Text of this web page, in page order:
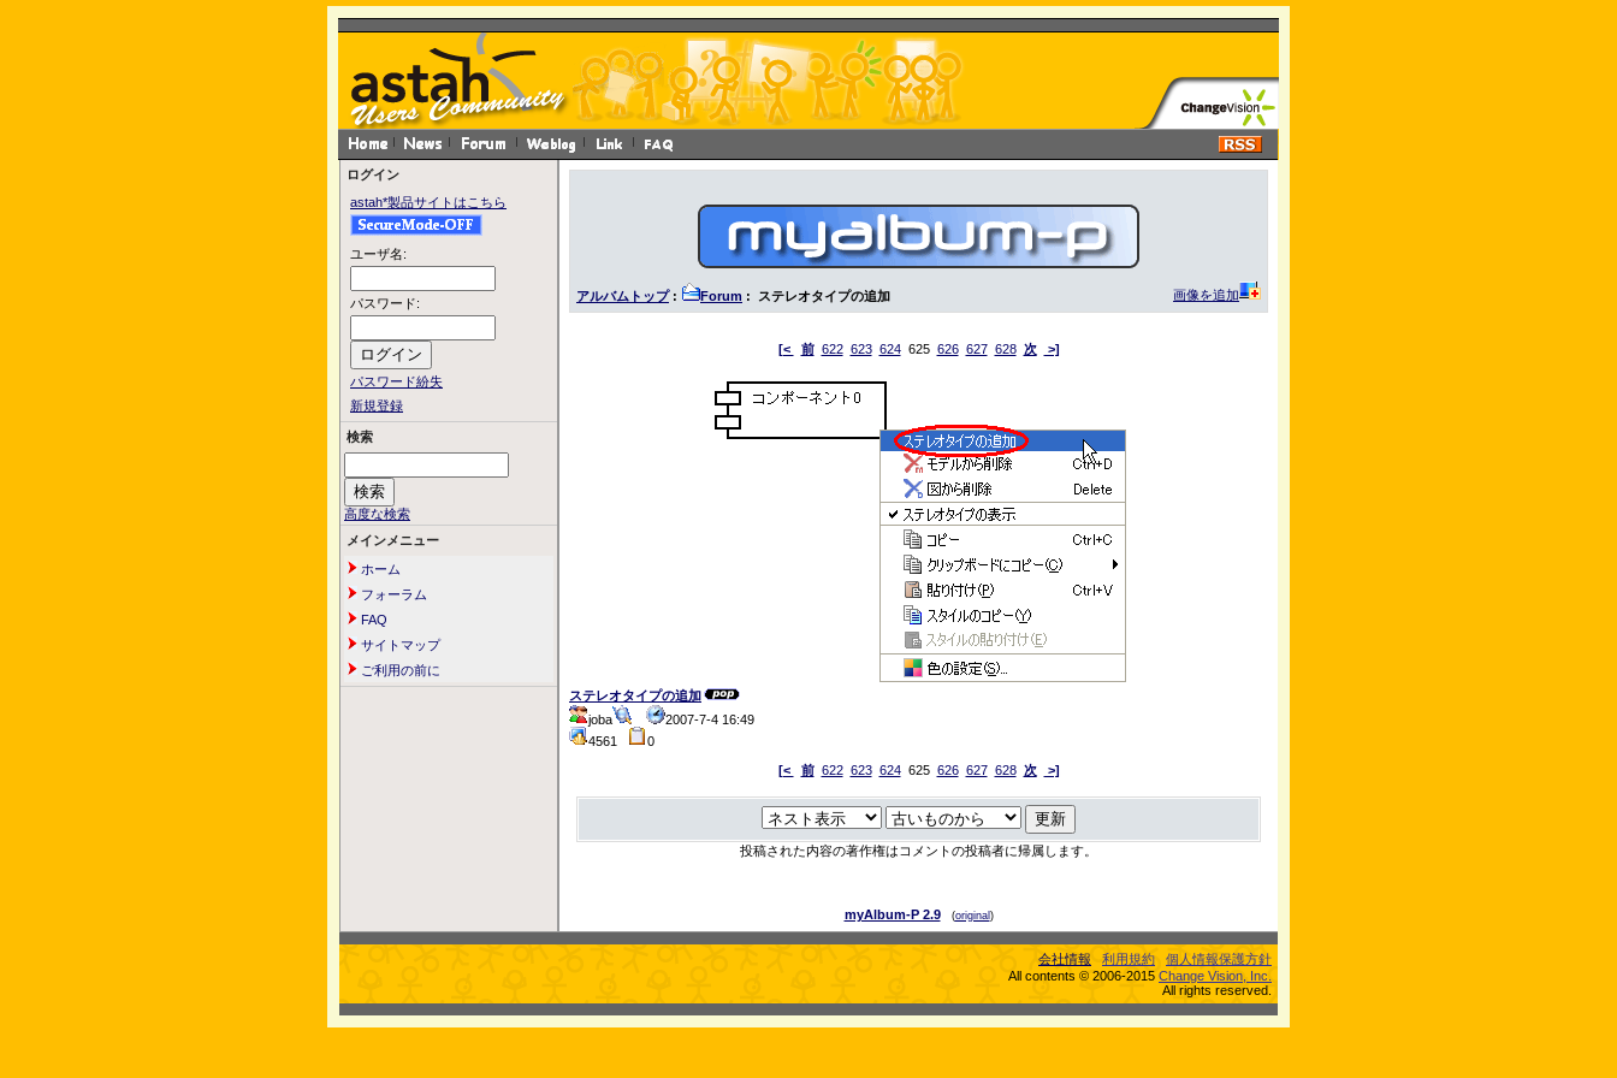
ログイン
astah*製品サイトはこちら
ユーザ名:
パスワード:
パスワード紛失
新規登録
検索
高度な検索
メインメニュー
ホーム
フォーラム
FAQ
サイトマップ
ご利用の前に
アルバムトップ: Forum : ステレオタイプの追加 画像を追加
[< 前 622 623 624625 626 627 628 次 >]
ステレオタイプの追加
joba
2007-7-4 16:49
4561
0
[<
前 622 623 624625 626 627 628 次 >]
投稿された内容の著作権はコメントの投稿者に帰属します。
myAlbum-P 2.9 (original )
会社情報 利用規約
個人情報保護方針
All contents © 2006-2015 Change Vision, Inc.
All rights reserved.